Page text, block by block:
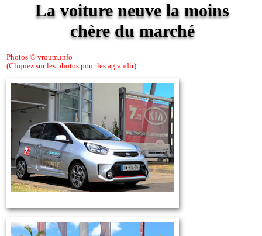
La voiture neuve la moins
chère du marché
Photos © vroum.info
(Cliquez sur les photos pour les agrandir)